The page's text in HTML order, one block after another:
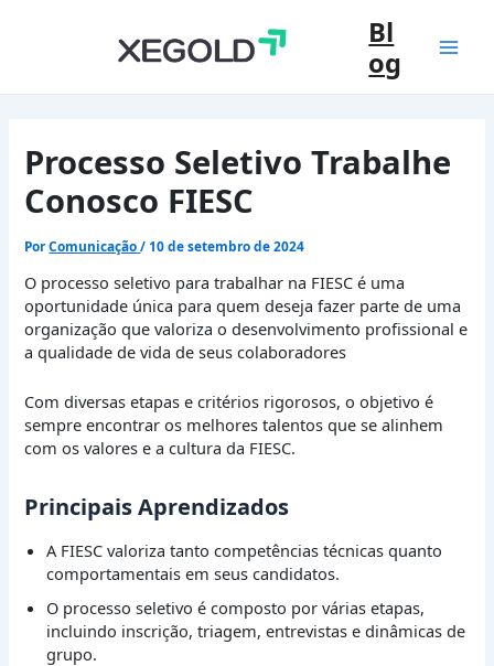
Bl
og
Processo Seletivo Trabalhe
Conosco FIESC
PorComunicação/10 de setembro de 2024
O processo seletivo para trabalhar na FIESC é uma
oportunidade única para quem deseja fazer parte de uma
organização que valoriza o desenvolvimento profissional e
a qualidade de vida de seus colaboradores
Com diversas etapas e critérios rigorosos, o objetivo é
sempre encontrar os melhores talentos que se alinhem
com os valores e a cultura da FIESC.
Principais Aprendizados
A FIESC valoriza tanto competências técnicas quanto
comportamentais em seus candidatos.
O processo seletivo é composto por várias etapas,
incluindo inscrição, triagem, entrevistas e dinâmicas de
grupo.